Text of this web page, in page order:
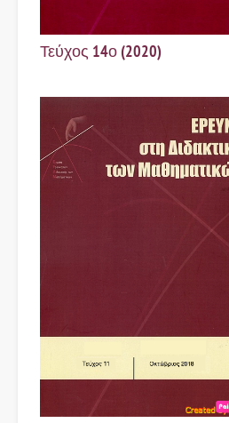
Τεύχος 14ο (2020)